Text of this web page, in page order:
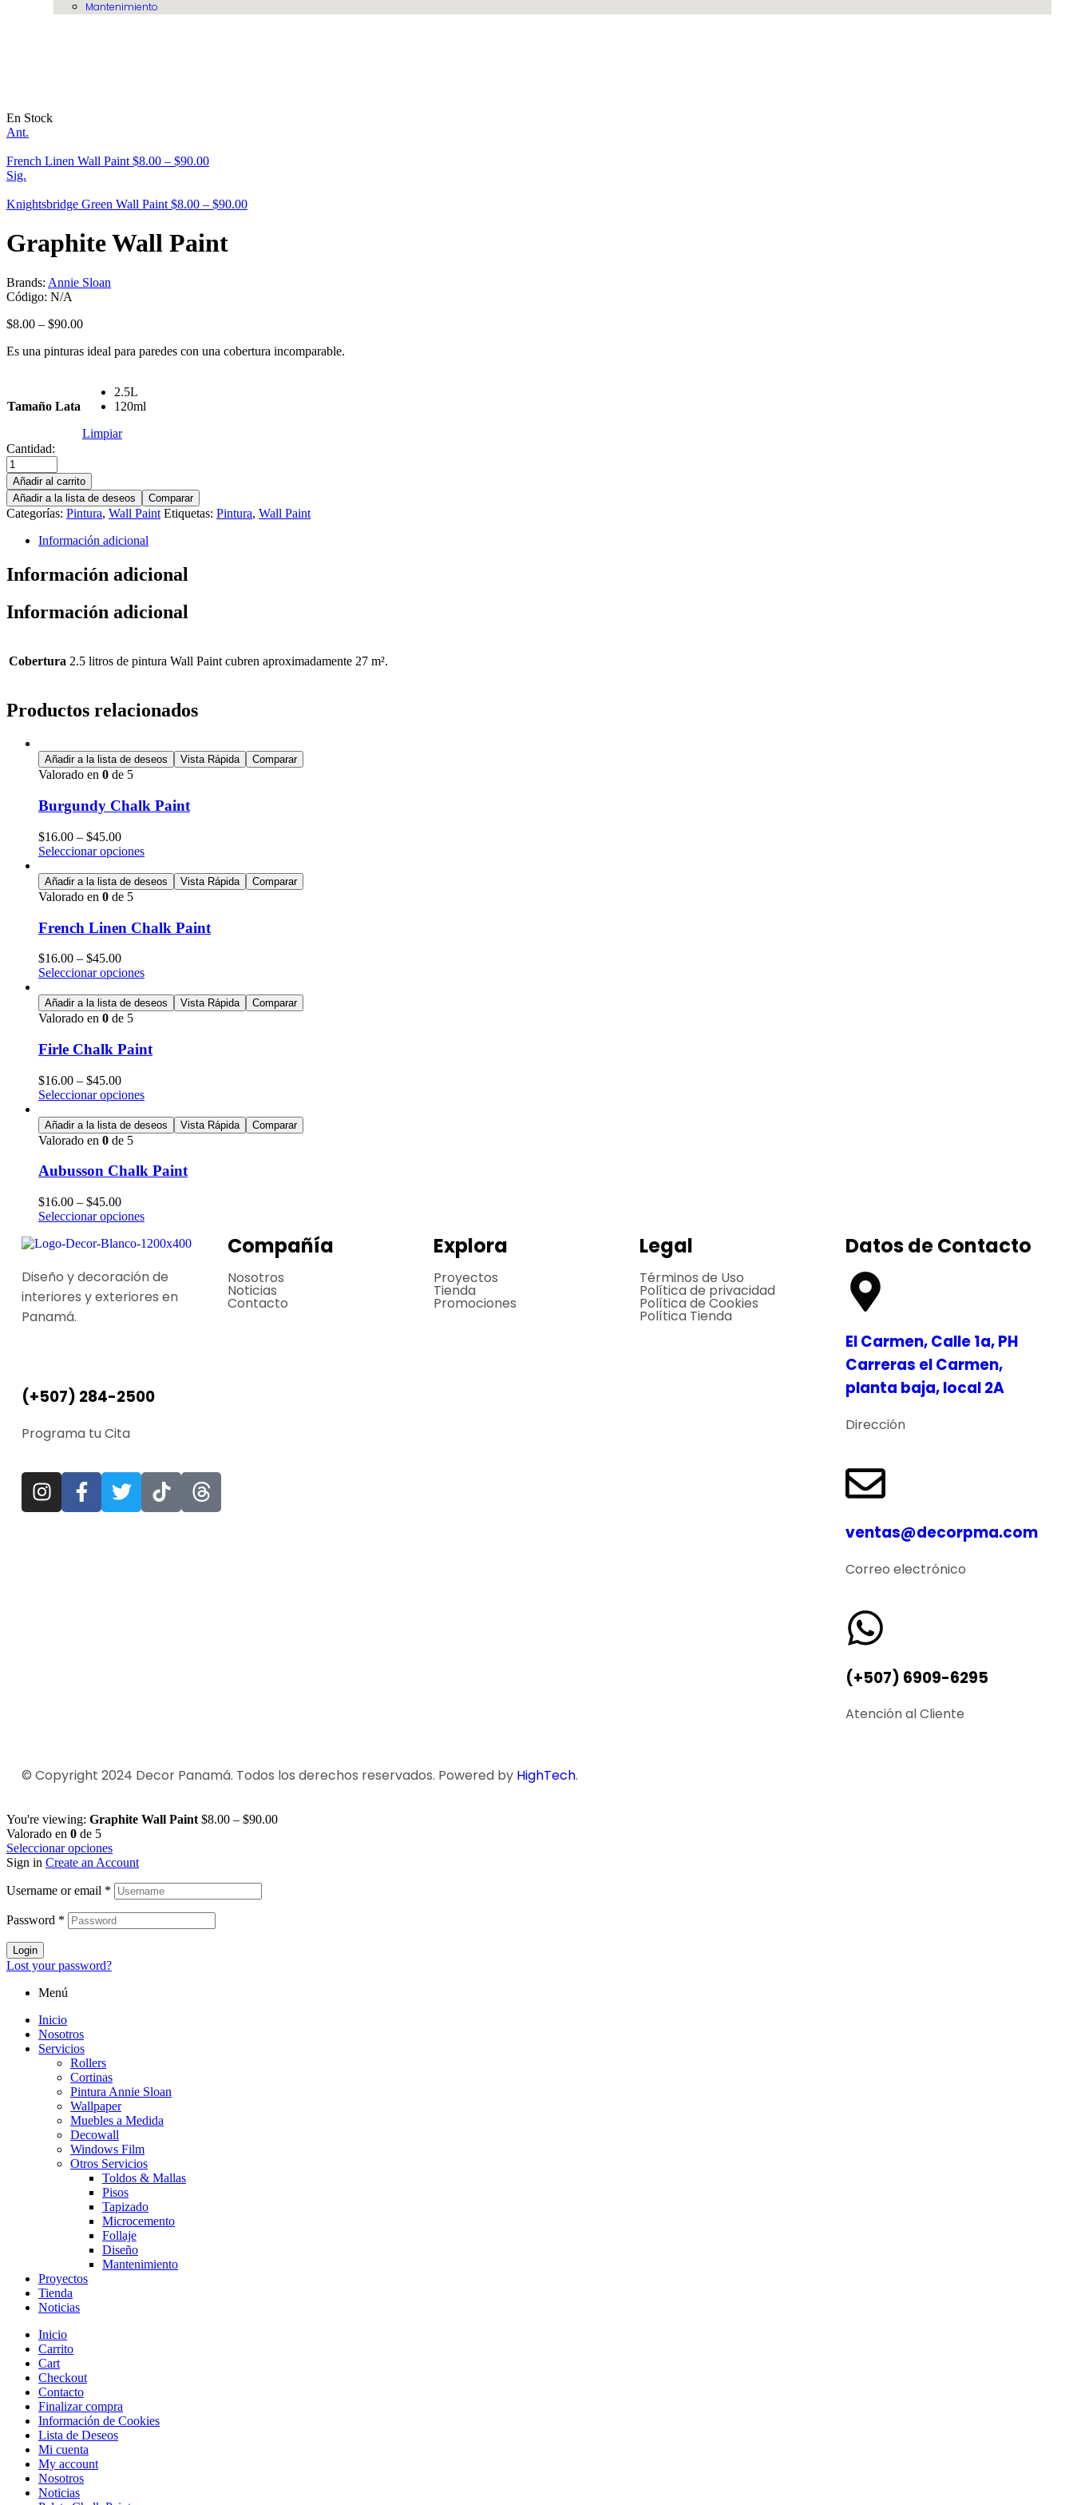
Mantenimiento
En Stock
Ant.
French Linen Wall Paint $8.00 – $90.00
Sig.
Knightsbridge Green Wall Paint $8.00 – $90.00
Graphite Wall Paint
Brands: Annie Sloan
Código: N/A
$8.00 – $90.00
Es una pinturas ideal para paredes con una cobertura incomparable.
Tamaño Lata
2.5L
120ml
Limpiar
Cantidad:
Añadir al carrito
Añadir a la lista de deseos
Comparar
Categorías: Pintura, Wall Paint Etiquetas: Pintura, Wall Paint
Información adicional
Información adicional
Información adicional
Cobertura 2.5 litros de pintura Wall Paint cubren aproximadamente 27 m².
Productos relacionados
Añadir a la lista de deseos Vista Rápida Comparar
Valorado en 0 de 5
Burgundy Chalk Paint
$16.00 – $45.00
Seleccionar opciones
Añadir a la lista de deseos Vista Rápida Comparar
Valorado en 0 de 5
French Linen Chalk Paint
$16.00 – $45.00
Seleccionar opciones
Añadir a la lista de deseos Vista Rápida Comparar
Valorado en 0 de 5
Firle Chalk Paint
$16.00 – $45.00
Seleccionar opciones
Añadir a la lista de deseos Vista Rápida Comparar
Valorado en 0 de 5
Aubusson Chalk Paint
$16.00 – $45.00
Seleccionar opciones
Diseño y decoración de
interiores y exteriores en
Panamá.
(+507) 284-2500
Programa tu Cita
Compañía
Nosotros
Noticias
Contacto
Explora
Proyectos
Tienda
Promociones
Legal
Términos de Uso
Política de privacidad
Política de Cookies
Política Tienda
Datos de Contacto
El Carmen, Calle 1a, PH
Carreras el Carmen,
planta baja, local 2A
Dirección
ventas@decorpma.com
Correo electrónico
(+507) 6909-6295
Atención al Cliente
© Copyright 2024 Decor Panamá. Todos los derechos reservados. Powered by HighTech.
You're viewing: Graphite Wall Paint $8.00 – $90.00
Valorado en 0 de 5
Seleccionar opciones
Sign in Create an Account
Username or email *
Password *
Login
Lost your password?
Menú
Inicio
Nosotros
Servicios
Rollers
Cortinas
Pintura Annie Sloan
Wallpaper
Muebles a Medida
Decowall
Windows Film
Otros Servicios
Toldos & Mallas
Pisos
Tapizado
Microcemento
Follaje
Diseño
Mantenimiento
Proyectos
Tienda
Noticias
Inicio
Carrito
Cart
Checkout
Contacto
Finalizar compra
Información de Cookies
Lista de Deseos
Mi cuenta
My account
Nosotros
Noticias